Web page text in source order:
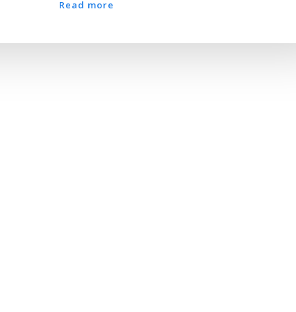
Read more